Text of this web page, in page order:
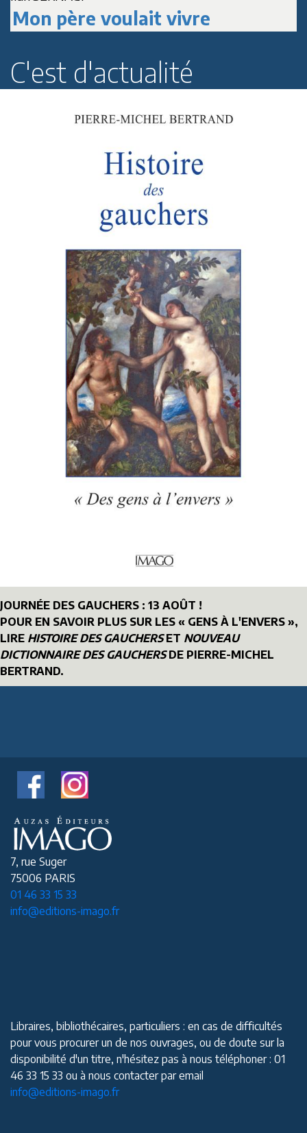
Paul Roussenq
C'est d'actualité
JOURNÉE DES GAUCHERS : 13 AOÛT !
POUR EN SAVOIR PLUS SUR LES « GENS À L'ENVERS »,
LIRE HISTOIRE DES GAUCHERSET NOUVEAU
DICTIONNAIRE DES GAUCHERSDE PIERRE-MICHEL
BERTRAND.
7, rue Suger
75006 PARIS
01 46 33 15 33
info@editions-imago.fr
Libraires, bibliothécaires, particuliers : en cas de difficultés
pour vous procurer un de nos ouvrages, ou de doute sur la
disponibilité d'un titre, n'hésitez pas à nous téléphoner : 01
46 33 15 33 ou à nous contacter par email
info@editions-imago.fr